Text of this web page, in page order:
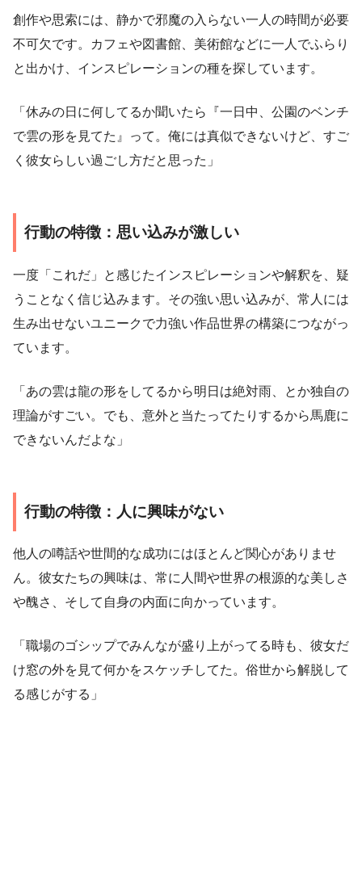
創作や思索には、静かで邪魔の入らない一人の時間が必要
不可欠です。カフェや図書館、美術館などに一人でふらり
と出かけ、インスピレーションの種を探しています。
「休みの日に何してるか聞いたら『一日中、公園のベンチ
で雲の形を見てた』って。俺には真似できないけど、すご
く彼女らしい過ごし方だと思った」
行動の特徴：思い込みが激しい
一度「これだ」と感じたインスピレーションや解釈を、疑
うことなく信じ込みます。その強い思い込みが、常人には
生み出せないユニークで力強い作品世界の構築につながっ
ています。
「あの雲は龍の形をしてるから明日は絶対雨、とか独自の
理論がすごい。でも、意外と当たってたりするから馬鹿に
できないんだよな」
行動の特徴：人に興味がない
他人の噂話や世間的な成功にはほとんど関心がありませ
ん。彼女たちの興味は、常に人間や世界の根源的な美しさ
や醜さ、そして自身の内面に向かっています。
「職場のゴシップでみんなが盛り上がってる時も、彼女だ
け窓の外を見て何かをスケッチしてた。俗世から解脱して
る感じがする」